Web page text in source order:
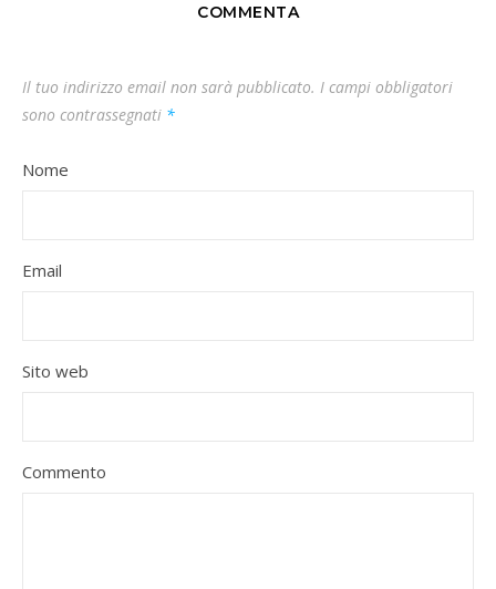
COMMENTA
Il tuo indirizzo email non sarà pubblicato. I campi obbligatori
sono contrassegnati *
Nome
Email
Sito web
Commento